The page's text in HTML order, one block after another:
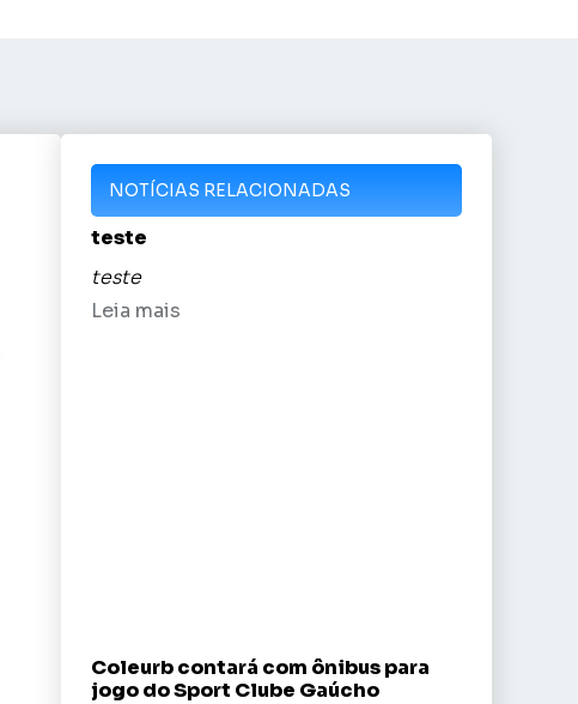
NOTÍCIAS RELACIONADAS
teste
teste
Leia mais
Coleurb contará com ônibus para
jogo do Sport Clube Gaúcho